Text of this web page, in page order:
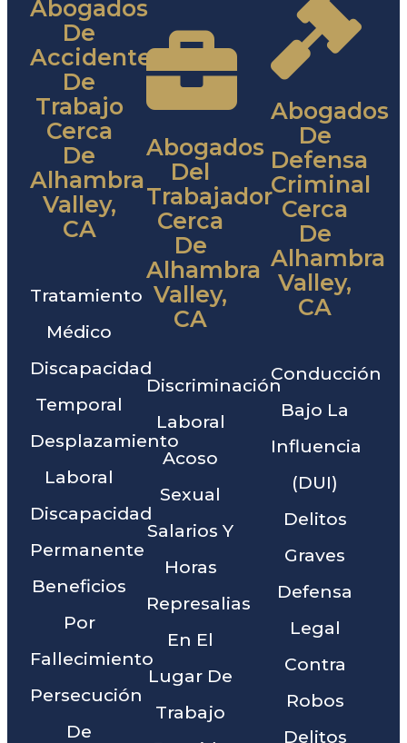
Abogados
De
Accidentes
De
Trabajo
Cerca
De
Alhambra
Valley,
CA
Tratamiento
Médico
Discapacidad
Temporal
Desplazamiento
Laboral
Discapacidad
Permanente
Beneficios
Por
Fallecimiento
Persecución
De
Abogados
Del
Trabajador
Cerca
De
Alhambra
Valley,
CA
Discriminación
Laboral
Acoso
Sexual
Salarios Y
Horas
Represalias
En El
Lugar De
Trabajo
Abogados
De
Defensa
Criminal
Cerca
De
Alhambra
Valley,
CA
Conducción
Bajo La
Influencia
(DUI)
Delitos
Graves
Defensa
Legal
Contra
Robos
Delitos